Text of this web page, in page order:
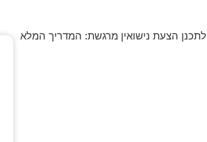
לתכנן הצעת נישואין מרגשת: המדריך המלא